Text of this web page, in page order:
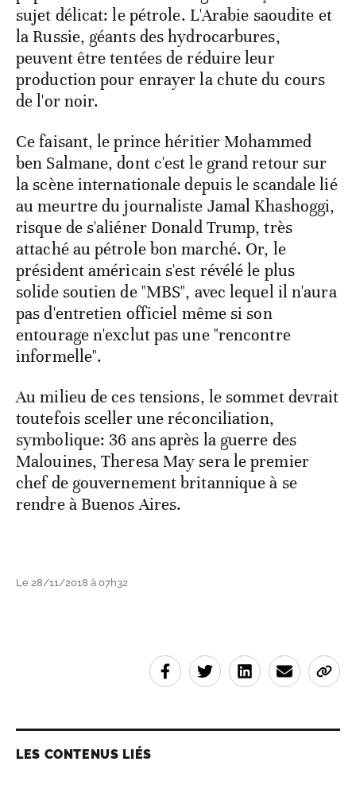
sujet délicat: le pétrole. L'Arabie saoudite et
la Russie, géants des hydrocarbures,
peuvent être tentées de réduire leur
production pour enrayer la chute du cours
de l'or noir.
Ce faisant, le prince héritier Mohammed
ben Salmane, dont c'est le grand retour sur
la scène internationale depuis le scandale lié
au meurtre du journaliste Jamal Khashoggi,
risque de s'aliéner Donald Trump, très
attaché au pétrole bon marché. Or, le
président américain s'est révélé le plus
solide soutien de "MBS", avec lequel il n'aura
pas d'entretien officiel même si son
entourage n'exclut pas une "rencontre
informelle".
Au milieu de ces tensions, le sommet devrait
toutefois sceller une réconciliation,
symbolique: 36 ans après la guerre des
Malouines, Theresa May sera le premier
chef de gouvernement britannique à se
rendre à Buenos Aires.
Le 28/11/2018 à 07h32
LES CONTENUS LIÉS